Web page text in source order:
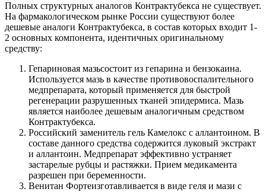
Полных структурных аналогов Контрактубекса не существует.
На фармакологическом рынке России существуют более
дешевые аналоги Контрактубекса, в состав которых входит 1-
2 основных компонента, идентичных оригинальному
средству:
Гепариновая мазьсостоит из гепарина и бензокаина.
Используется мазь в качестве противовоспалительного
медпрепарата, который применяется для быстрой
регенерации разрушенных тканей эпидермиса. Мазь
является наиболее дешевым аналогичным средством
Контрактубекса.
Российский заменитель гель Камелокс с аллантоином. В
составе данного средства содержится луковый экстракт
и аллантоин. Медпрепарат эффективно устраняет
застарелые рубцы и растяжки. Прием медикамента
разрешен при беременности.
Венитан Фортеизготавливается в виде геля и мази с